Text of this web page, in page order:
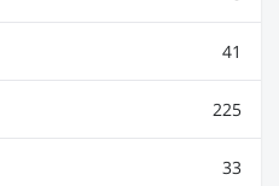
41
225
33